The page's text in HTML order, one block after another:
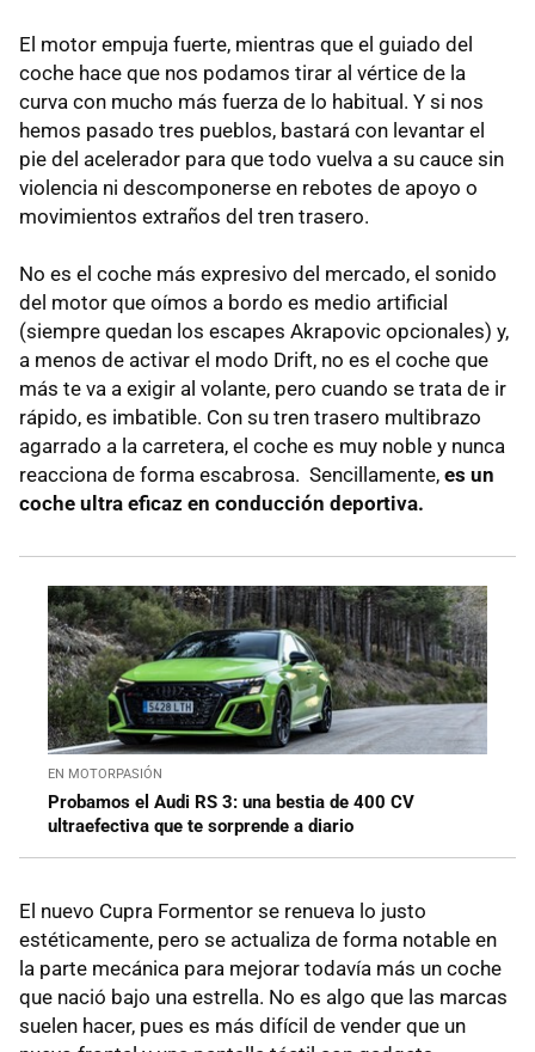
El motor empuja fuerte, mientras que el guiado del
coche hace que nos podamos tirar al vértice de la
curva con mucho más fuerza de lo habitual. Y si nos
hemos pasado tres pueblos, bastará con levantar el
pie del acelerador para que todo vuelva a su cauce sin
violencia ni descomponerse en rebotes de apoyo o
movimientos extraños del tren trasero.
No es el coche más expresivo del mercado, el sonido
del motor que oímos a bordo es medio artificial
(siempre quedan los escapes Akrapovic opcionales) y,
a menos de activar el modo Drift, no es el coche que
más te va a exigir al volante, pero cuando se trata de ir
rápido, es imbatible. Con su tren trasero multibrazo
agarrado a la carretera, el coche es muy noble y nunca
reacciona de forma escabrosa. Sencillamente, es un
coche ultra eficaz en conducción deportiva.
EN MOTORPASIÓN
Probamos el Audi RS 3: una bestia de 400 CV
ultraefectiva que te sorprende a diario
El nuevo Cupra Formentor se renueva lo justo
estéticamente, pero se actualiza de forma notable en
la parte mecánica para mejorar todavía más un coche
que nació bajo una estrella. No es algo que las marcas
suelen hacer, pues es más difícil de vender que un